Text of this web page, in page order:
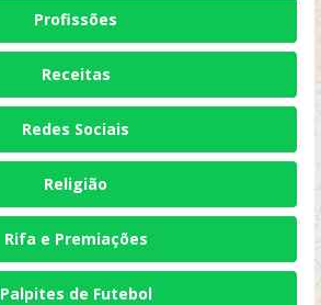
Profissões
Receitas
Redes Sociais
Religião
Rifa e Premiações
Palpites de Futebol